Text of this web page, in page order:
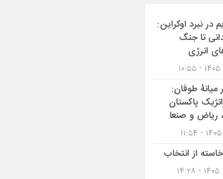
در نبرد اوکراین:
تا جنگ
انرژی
میانۀ طوفان:
پاکستان
ریاض و صنعا
از انتخاب